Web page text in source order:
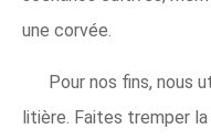
une corvée.
Pour nos fins, nous
litière. Faites tremper